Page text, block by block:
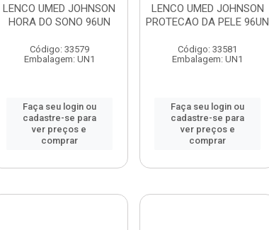
LENCO UMED JOHNSON
HORA DO SONO 96UN
Código: 33579
Embalagem: UN1
Faça seu login ou
cadastre-se para
ver preços e
comprar
LENCO UMED JOHNSON
PROTECAO DA PELE 96UN
Código: 33581
Embalagem: UN1
Faça seu login ou
cadastre-se para
ver preços e
comprar